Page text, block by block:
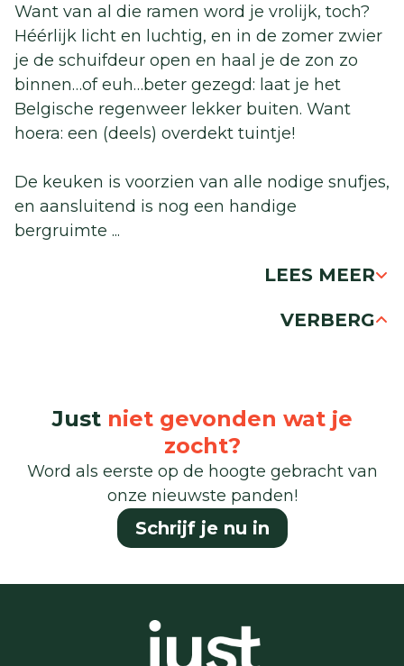
Want van al die ramen word je vrolijk, toch?
Héérlijk licht en luchtig, en in de zomer zwier
je de schuifdeur open en haal je de zon zo
binnen…of euh…beter gezegd: laat je het
Belgische regenweer lekker buiten. Want
hoera: een (deels) overdekt tuintje!
De keuken is voorzien van alle nodige snufjes,
en aansluitend is nog een handige
bergruimte ...
LEES MEER
VERBERG
Just niet gevonden wat je
zocht?
Word als eerste op de hoogte gebracht van
onze nieuwste panden!
Schrijf je nu in